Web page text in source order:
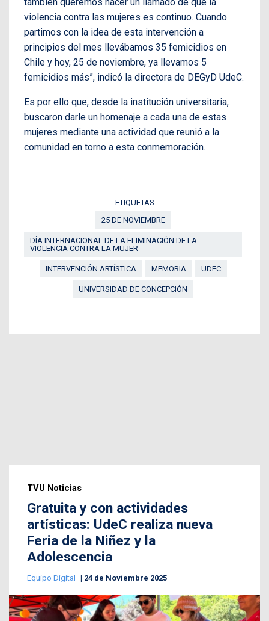
violencia contra las mujeres es continuo. Cuando
partimos con la idea de esta intervención a
principios del mes llevábamos 35 femicidios en
Chile y hoy, 25 de noviembre, ya llevamos 5
femicidios más”, indicó la directora de DEGyD UdeC.
Es por ello que, desde la institución universitaria,
buscaron darle un homenaje a cada una de estas
mujeres mediante una actividad que reunió a la
comunidad en torno a esta conmemoración.
ETIQUETAS
25 DE NOVIEMBRE
DÍA INTERNACIONAL DE LA ELIMINACIÓN DE LA
VIOLENCIA CONTRA LA MUJER
INTERVENCIÓN ARTÍSTICA MEMORIA UDEC
UNIVERSIDAD DE CONCEPCIÓN
TVU Noticias
Gratuita y con actividades
artísticas: UdeC realiza nueva
Feria de la Niñez y la
Adolescencia
Equipo Digital 24 de Noviembre 2025